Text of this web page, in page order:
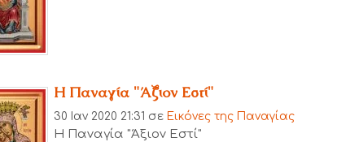
Η Παναγία "Άξιον Εστί"
30 Ιαν 2020 21:31 σε Εικόνες της Παναγίας
Η Παναγία "Άξιον Εστί"